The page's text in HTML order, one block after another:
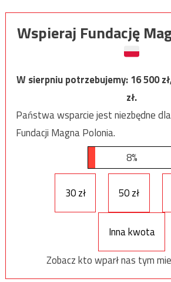
Wspieraj Fundację
W sierpniu potrzebujemy:16 500
zł.
Państwa wsparcie jest niezbędne
Fundacji Magna Polonia.
8%
30 zł 50 zł
Inna kwota
Zobacz kto wparł nas tym